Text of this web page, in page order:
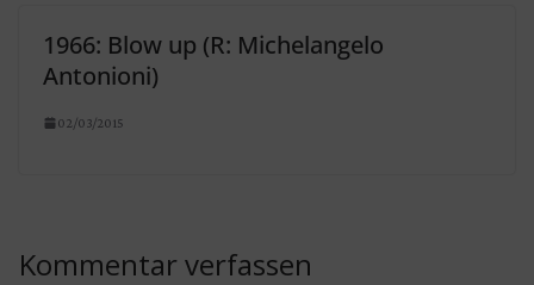
1966: Blow up (R: Michelangelo
Antonioni)
02/03/2015
Kommentar verfassen